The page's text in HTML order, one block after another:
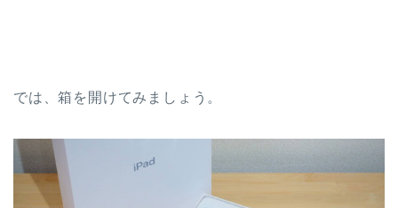
では、箱を開けてみましょう。